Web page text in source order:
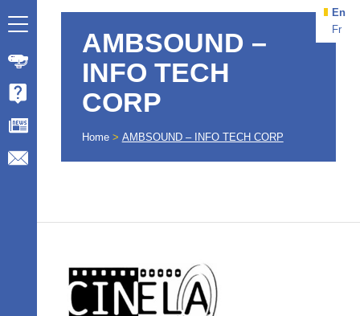
En
Fr
AMBSOUND –
INFO TECH
CORP
Home > AMBSOUND – INFO TECH CORP